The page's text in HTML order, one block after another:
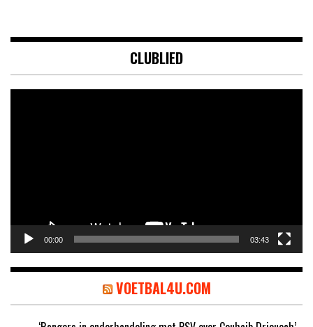
CLUBLIED
00:00 03:43
VOETBAL4U.COM